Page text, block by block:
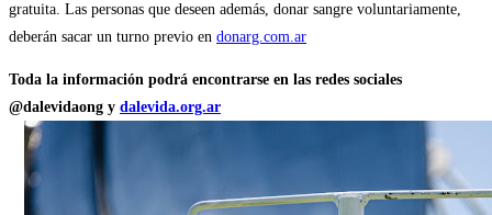
gratuita. Las personas que deseen además, donar sangre voluntariamente,
deberán sacar un turno previo en donarg.com.ar
Toda la información podrá encontrarse en las redes sociales
@dalevidaong y dalevida.org.ar